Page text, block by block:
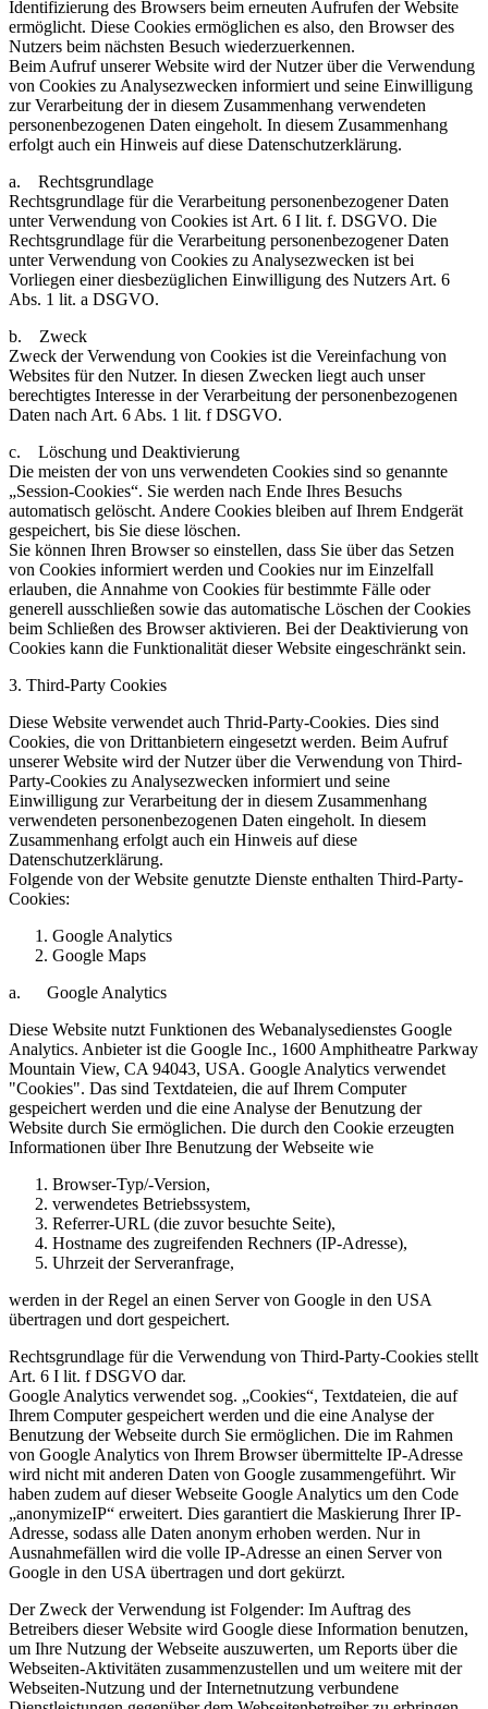
Identifizierung des Browsers beim erneuten Aufrufen der Website
ermöglicht. Diese Cookies ermöglichen es also, den Browser des
Nutzers beim nächsten Besuch wiederzuerkennen.
Beim Aufruf unserer Website wird der Nutzer über die Verwendung
von Cookies zu Analysezwecken informiert und seine Einwilligung
zur Verarbeitung der in diesem Zusammenhang verwendeten
personenbezogenen Daten eingeholt. In diesem Zusammenhang
erfolgt auch ein Hinweis auf diese Datenschutzerklärung.
a. Rechtsgrundlage
Rechtsgrundlage für die Verarbeitung personenbezogener Daten
unter Verwendung von Cookies ist Art. 6 I lit. f. DSGVO. Die
Rechtsgrundlage für die Verarbeitung personenbezogener Daten
unter Verwendung von Cookies zu Analysezwecken ist bei
Vorliegen einer diesbezüglichen Einwilligung des Nutzers Art. 6
Abs. 1 lit. a DSGVO.
b. Zweck
Zweck der Verwendung von Cookies ist die Vereinfachung von
Websites für den Nutzer. In diesen Zwecken liegt auch unser
berechtigtes Interesse in der Verarbeitung der personenbezogenen
Daten nach Art. 6 Abs. 1 lit. f DSGVO.
c. Löschung und Deaktivierung
Die meisten der von uns verwendeten Cookies sind so genannte
„Session-Cookies“. Sie werden nach Ende Ihres Besuchs
automatisch gelöscht. Andere Cookies bleiben auf Ihrem Endgerät
gespeichert, bis Sie diese löschen.
Sie können Ihren Browser so einstellen, dass Sie über das Setzen
von Cookies informiert werden und Cookies nur im Einzelfall
erlauben, die Annahme von Cookies für bestimmte Fälle oder
generell ausschließen sowie das automatische Löschen der Cookies
beim Schließen des Browser aktivieren. Bei der Deaktivierung von
Cookies kann die Funktionalität dieser Website eingeschränkt sein.
3. Third-Party Cookies
Diese Website verwendet auch Thrid-Party-Cookies. Dies sind
Cookies, die von Drittanbietern eingesetzt werden. Beim Aufruf
unserer Website wird der Nutzer über die Verwendung von Third-
Party-Cookies zu Analysezwecken informiert und seine
Einwilligung zur Verarbeitung der in diesem Zusammenhang
verwendeten personenbezogenen Daten eingeholt. In diesem
Zusammenhang erfolgt auch ein Hinweis auf diese
Datenschutzerklärung.
Folgende von der Website genutzte Dienste enthalten Third-Party-
Cookies:
Google Analytics
Google Maps
a. Google Analytics
Diese Website nutzt Funktionen des Webanalysedienstes Google
Analytics. Anbieter ist die Google Inc., 1600 Amphitheatre Parkway
Mountain View, CA 94043, USA. Google Analytics verwendet
"Cookies". Das sind Textdateien, die auf Ihrem Computer
gespeichert werden und die eine Analyse der Benutzung der
Website durch Sie ermöglichen. Die durch den Cookie erzeugten
Informationen über Ihre Benutzung der Webseite wie
Browser-Typ/-Version,
verwendetes Betriebssystem,
Referrer-URL (die zuvor besuchte Seite),
Hostname des zugreifenden Rechners (IP-Adresse),
Uhrzeit der Serveranfrage,
werden in der Regel an einen Server von Google in den USA
übertragen und dort gespeichert.
Rechtsgrundlage für die Verwendung von Third-Party-Cookies stellt
Art. 6 I lit. f DSGVO dar.
Google Analytics verwendet sog. „Cookies“, Textdateien, die auf
Ihrem Computer gespeichert werden und die eine Analyse der
Benutzung der Webseite durch Sie ermöglichen. Die im Rahmen
von Google Analytics von Ihrem Browser übermittelte IP-Adresse
wird nicht mit anderen Daten von Google zusammengeführt. Wir
haben zudem auf dieser Webseite Google Analytics um den Code
„anonymizeIP“ erweitert. Dies garantiert die Maskierung Ihrer IP-
Adresse, sodass alle Daten anonym erhoben werden. Nur in
Ausnahmefällen wird die volle IP-Adresse an einen Server von
Google in den USA übertragen und dort gekürzt.
Der Zweck der Verwendung ist Folgender: Im Auftrag des
Betreibers dieser Website wird Google diese Information benutzen,
um Ihre Nutzung der Webseite auszuwerten, um Reports über die
Webseiten-Aktivitäten zusammenzustellen und um weitere mit der
Webseiten-Nutzung und der Internetnutzung verbundene